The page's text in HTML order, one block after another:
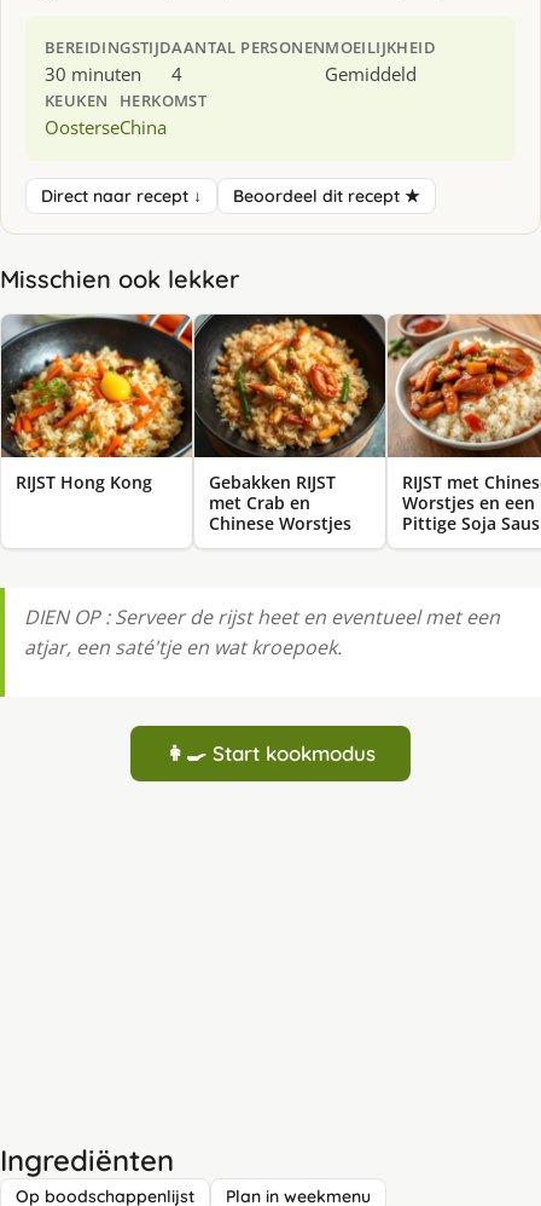
BEREIDINGSTIJD
30 minuten
AANTAL PERSONEN
4
MOEILIJKHEID
Gemiddeld
KEUKEN
Oosterse
HERKOMST
China
Direct naar recept ↓ Beoordeel dit recept ★
Misschien ook lekker
RIJST Hong Kong
Gebakken RIJST
met Crab en
Chinese Worstjes
RIJST met
Worstjes en een
Pittige Soja Saus
DIEN OP : Serveer de rijst heet en eventueel met een
atjar, een saté'tje en wat kroepoek.
👩‍🍳 Start kookmodus
Ingrediënten
Op boodschappenlijst Plan in weekmenu